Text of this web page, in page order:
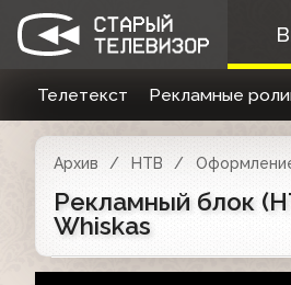
Телетекст Рекламные
Архив НТВ
Рекламный блок
Whiskas